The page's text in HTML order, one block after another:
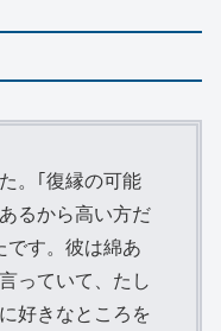
。｢復縁の可能
るから高い方だ
です。彼は綿あ
っていて、たし
好きなところを